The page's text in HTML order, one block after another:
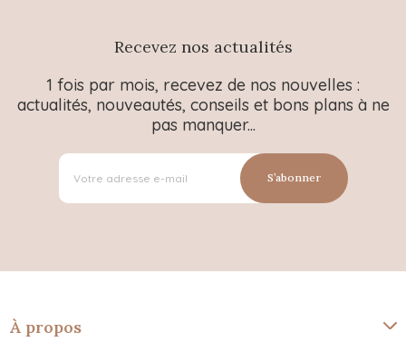
Recevez nos actualités
1 fois par mois, recevez de nos nouvelles :
actualités, nouveautés, conseils et bons plans à ne
pas manquer...
S’abonner
À propos